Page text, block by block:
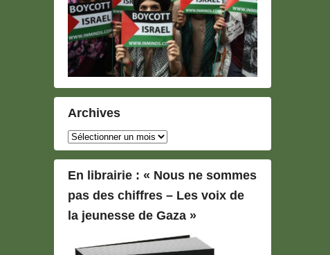
Archives
Archives
En librairie : « Nous ne sommes
pas des chiffres – Les voix de
la jeunesse de Gaza »